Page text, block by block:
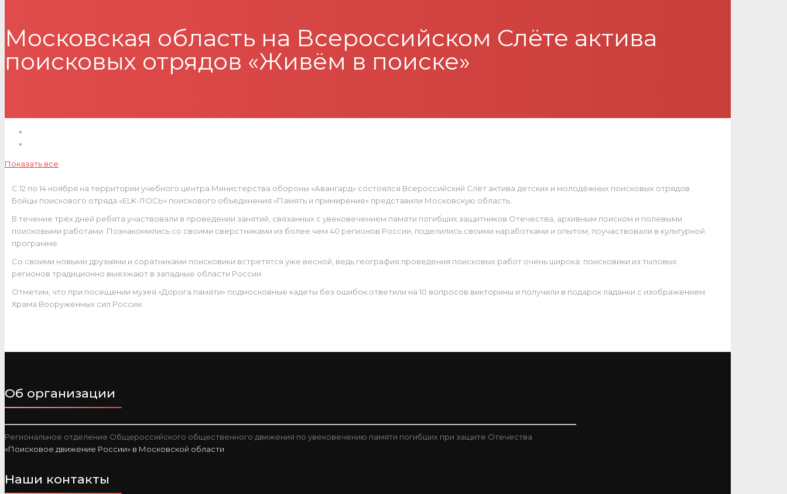
Московская область на Всероссийском Слёте актива
поисковых отрядов «Живём в поиске»
Показать все
С 12 по 14 ноября на территории учебного центра Министерства обороны «Авангард» состоялся Всероссийский Слёт актива детских и молодёжных поисковых отрядов.
Бойцы поискового отряда «ELK-ЛОСЬ» поискового объединения «Память и примирение» представили Московскую область.
В течение трёх дней ребята участвовали в проведении занятий, связанных с увековечением памяти погибших защитников Отечества, архивным поиском и полевыми
поисковыми работами. Познакомились со своими сверстниками из более чем 40 регионов России, поделились своими наработками и опытом, поучаствовали в культурной
программе.
Со своими новыми друзьями и соратниками поисковики встретятся уже весной, ведь география проведения поисковых работ очень широка: поисковики из тыловых
регионов традиционно выезжают в западные области России.
Отметим, что при посещении музея «Дорога памяти» подмосковные кадеты без ошибок ответили на 10 вопросов викторины и получили в подарок ладанки с изображением
Храма Вооруженных сил России.
Об организации
Региональное отделение Общероссийского общественного движения по увековечению памяти погибших при защите Отечества
«Поисковое движение России» в Московской области
Наши контакты